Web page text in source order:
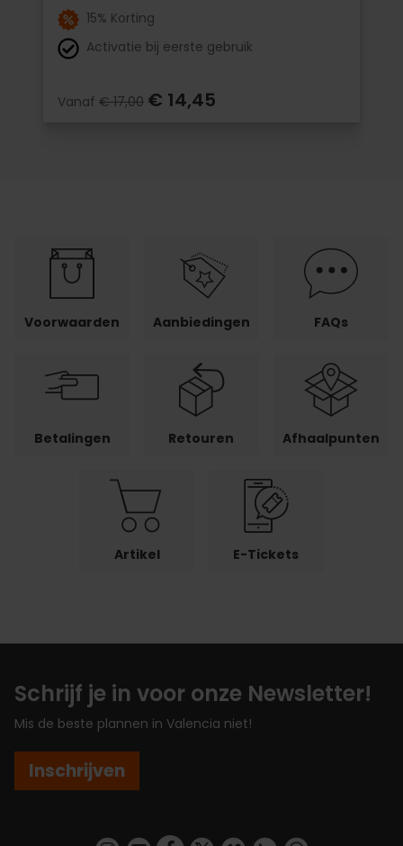
15% Korting
Activatie bij eerste gebruik
Vanaf € 17,00 € 14,45
Voorwaarden Aanbiedingen FAQs
Betalingen Retouren Afhaalpunten
Artikel E-Tickets
Schrijf je in voor onze Newsletter!
Mis de beste plannen in Valencia niet!
Inschrijven